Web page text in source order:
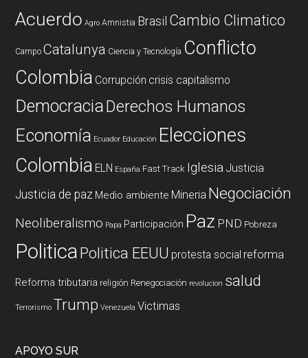
Acuerdo Agro Amnistia Brasil Cambio Climatico
Campo Catalunya Ciencia y Tecnología Conflicto
Colombia Corrupción crisis capitalismo
DemocraciaDerechos Humanos
Economía Ecuador Educación Elecciones
Colombia ELN España Fast Track Iglesia Justicia
Justicia de paz Medio ambiente Mineria Negociación
Neoliberalismo Papa Participación Paz PND Pobreza
PoliticaPolitica EEUU protesta social reforma
Reforma tributaria religión Renegociación revolucion salud
Terrorismo Trump Venezuela Victimas
APOYO SUR